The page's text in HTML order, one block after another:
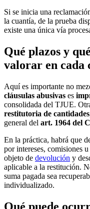
Si se inicia una
la cuantía, de la prueba
existe una única vía
Qué plazos y
valorar en cada
Aquí es importante no
cláusulas abusivas es
consolidada del TJUE.
restitutoria de cantidades
general del art. 1964 del
En la práctica, habrá que
por intereses, comisiones
objeto de devolución y
aplicable a la restitución.
suma pagada sea
individualizado.